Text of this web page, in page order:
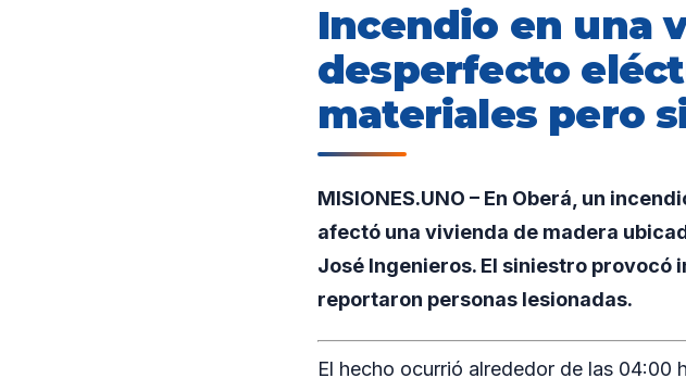
Incendio en una
desperfecto
materiales pero
MISIONES.UNO – En Oberá, un
afectó una vivienda de madera
José Ingenieros. El siniestro provocó
reportaron personas lesionadas.
El hecho ocurrió alrededor de las